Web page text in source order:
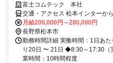
富士コムテック 本社
交通・アクセス 松本インターか
月給200,000円～280,000円
長野県松本市
勤務時間詳細 実働時間：1日あ
り20日 〜 21日 ◆8:30～17:30
業時間：10時間程度